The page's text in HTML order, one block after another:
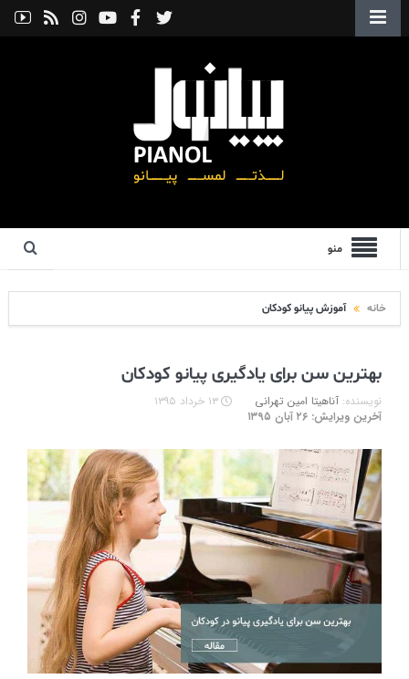
منو
خانه آموزش پیانو کودکان
بهترین سن برای یادگیری پیانو کودکان
نویسنده: آناهیتا امین تهرانی
۱۳ خرداد ۱۳۹۵
آخرین ویرایش: ۲۶ آبان ۱۳۹۵